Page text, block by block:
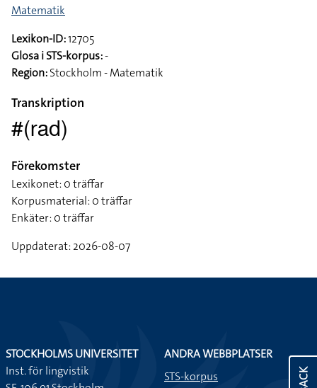
Matematik
Lexikon-ID:12705
Glosa i STS-korpus:-
Region:Stockholm - Matematik
Transkription
#(rad)
Förekomster
Lexikonet: 0 träffar
Korpusmaterial: 0 träffar
Enkäter: 0 träffar
Uppdaterat: 2026-08-07
STOCKHOLMS UNIVERSITET
Inst. för lingvistik
ANDRA WEBBPLATSER
STS-korpus